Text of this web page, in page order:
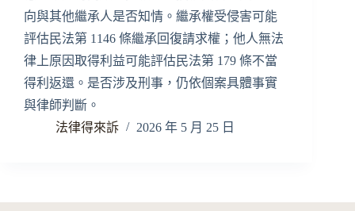
向與其他繼承人是否知情。繼承權受侵害可能
評估民法第 1146 條繼承回復請求權；他人無法
律上原因取得利益可能評估民法第 179 條不當
得利返還。是否涉及刑事，仍依個案具體事實
與律師判斷。
法律得來訴
2026 年 5 月 25 日